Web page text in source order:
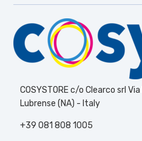
COSYSTORE c/o Clearco srl
Lubrense (NA) - Italy
+39 081 808 1005